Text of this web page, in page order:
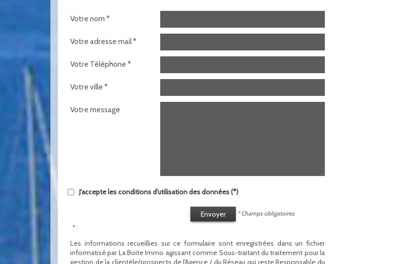
Votre nom *
Votre adresse mail *
Votre Téléphone *
Votre ville *
Votre message
J'accepte les conditions d'utilisation des données (*)
Envoyer * Champs obligatoires
* :
Les informations recueillies sur ce formulaire sont enregistrées dans un fichier
informatisé par La Boite Immo agissant comme Sous-traitant du traitement pour la
gestion de la clientèle/prospects de l'Agence / du Réseau qui reste Responsable du